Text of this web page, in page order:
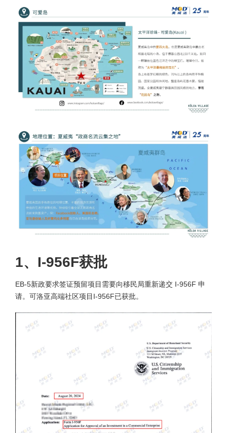
1、I-956F获批
EB-5新政要求签证预留项目需要向移民局重新递交 I-956F 申
请。可洛亚高端社区项目I-956F已获批。